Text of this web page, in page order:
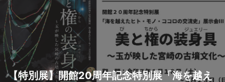
【特別展】開館20周年記念特別展「海を越え